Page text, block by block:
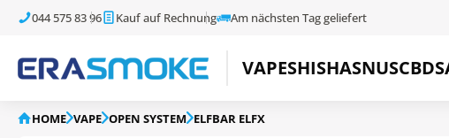
044 575 83 96 Kauf auf Rechnung Am nächsten Tag geliefert
VAPESHISHASNUSCBD
HOME VAPE OPEN SYSTEM ELFBAR ELFX